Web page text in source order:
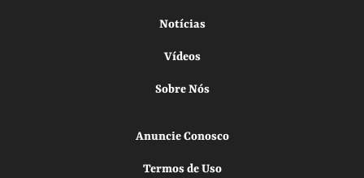
Notícias
Vídeos
Sobre Nós
Anuncie Conosco
Termos de Uso